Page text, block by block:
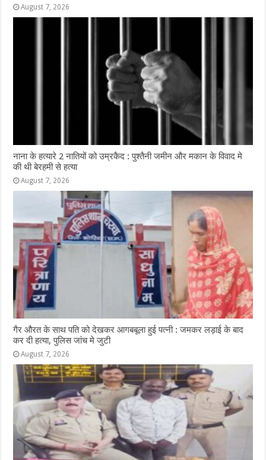
August 7, 2026
नाना के हत्यारे 2 नातियों को उम्रकैद : पुश्तैनी जमीन और मकान के विवाद मे
की थी बेरहमी से हत्या
August 7, 2026
गैर औरत के साथ पति को देखकर आगबबूला हुई पत्नी : जमकर लड़ाई के बाद
कर दी हत्या, पुलिस जांच मे जुटी
August 7, 2026